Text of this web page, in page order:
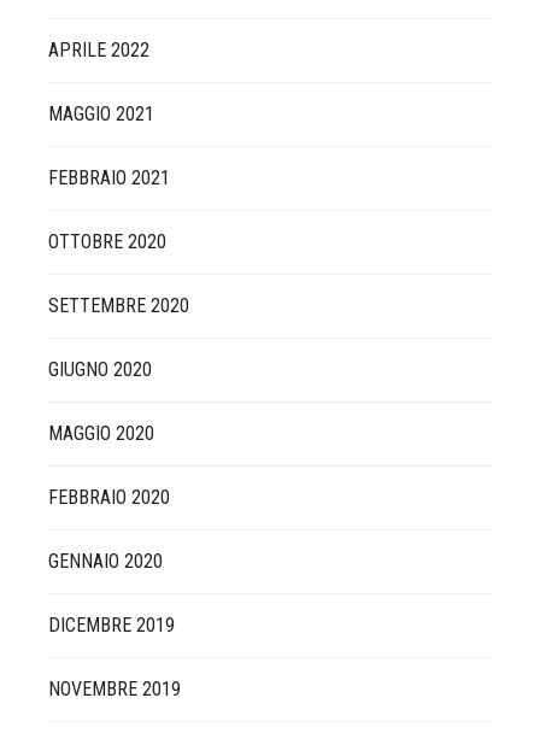
APRILE 2022
MAGGIO 2021
FEBBRAIO 2021
OTTOBRE 2020
SETTEMBRE 2020
GIUGNO 2020
MAGGIO 2020
FEBBRAIO 2020
GENNAIO 2020
DICEMBRE 2019
NOVEMBRE 2019